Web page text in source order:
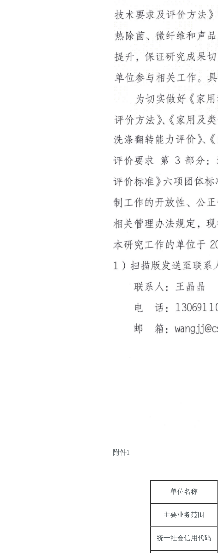
附件1
单位名称
主要业务范围
统一社会信用代码